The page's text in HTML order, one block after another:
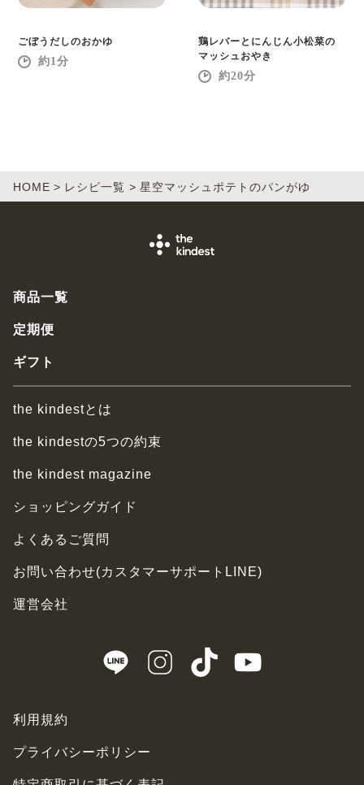
ごぼうだしのおかゆ
1
鶏レバーとにんじん小松菜の
マッシュおやき
20
HOME レシピ一覧 星空マッシュポテトのパンがゆ
商品一覧
定期便
ギフト
the kindestとは
the kindestの5つの約束
the kindest magazine
ショッピングガイド
よくあるご質問
お問い合わせ(カスタマーサポートLINE)
運営会社
利用規約
プライバシーポリシー